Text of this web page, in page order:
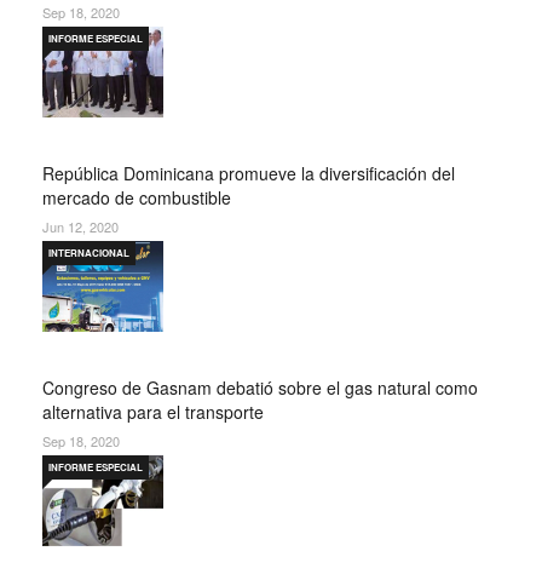
Sep 18, 2020
República Dominicana promueve la diversificación del
mercado de combustible
INFORME ESPECIAL
Jun 12, 2020
Congreso de Gasnam debatió sobre el gas natural como
alternativa para el transporte
INTERNACIONAL
Sep 18, 2020
INFORME ESPECIAL